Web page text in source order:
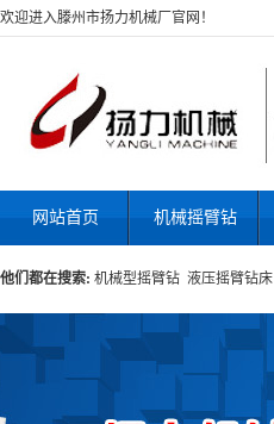
欢迎进入滕州市扬力机械厂官网！
网站首页 机械摇臂钻
他们都在搜索: 机械型摇臂钻 液压摇臂钻床